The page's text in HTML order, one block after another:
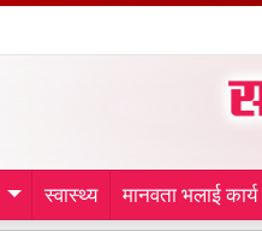
स्वास्थ्य मानवता भलाई कार्य